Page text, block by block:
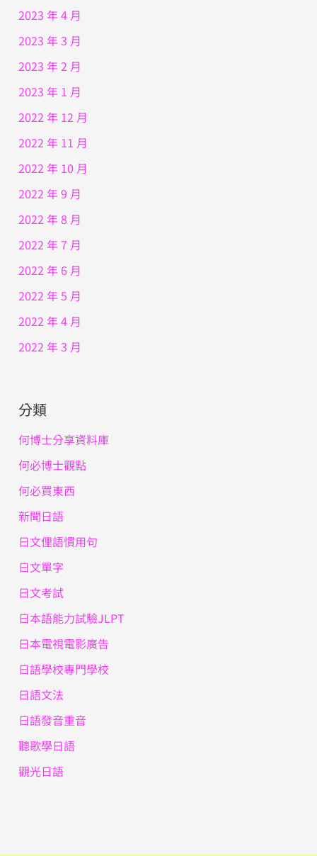
2023 年 4 月
2023 年 3 月
2023 年 2 月
2023 年 1 月
2022 年 12 月
2022 年 11 月
2022 年 10 月
2022 年 9 月
2022 年 8 月
2022 年 7 月
2022 年 6 月
2022 年 5 月
2022 年 4 月
2022 年 3 月
分類
何博士分享資料庫
何必博士觀點
何必買東西
新聞日語
日文俚語慣用句
日文單字
日文考試
日本語能力試驗JLPT
日本電視電影廣告
日語學校專門學校
日語文法
日語發音重音
聽歌學日語
觀光日語